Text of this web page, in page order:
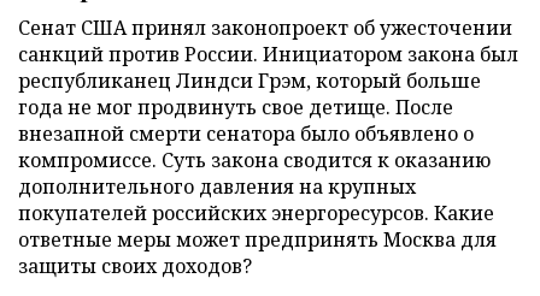
Сенат США принял законопроект об ужесточении
санкций против России. Инициатором закона был
республиканец Линдси Грэм, который больше
года не мог продвинуть свое детище. После
внезапной смерти сенатора было объявлено о
компромиссе. Суть закона сводится к оказанию
дополнительного давления на крупных
покупателей российских энергоресурсов. Какие
ответные меры может предпринять Москва для
защиты своих доходов?